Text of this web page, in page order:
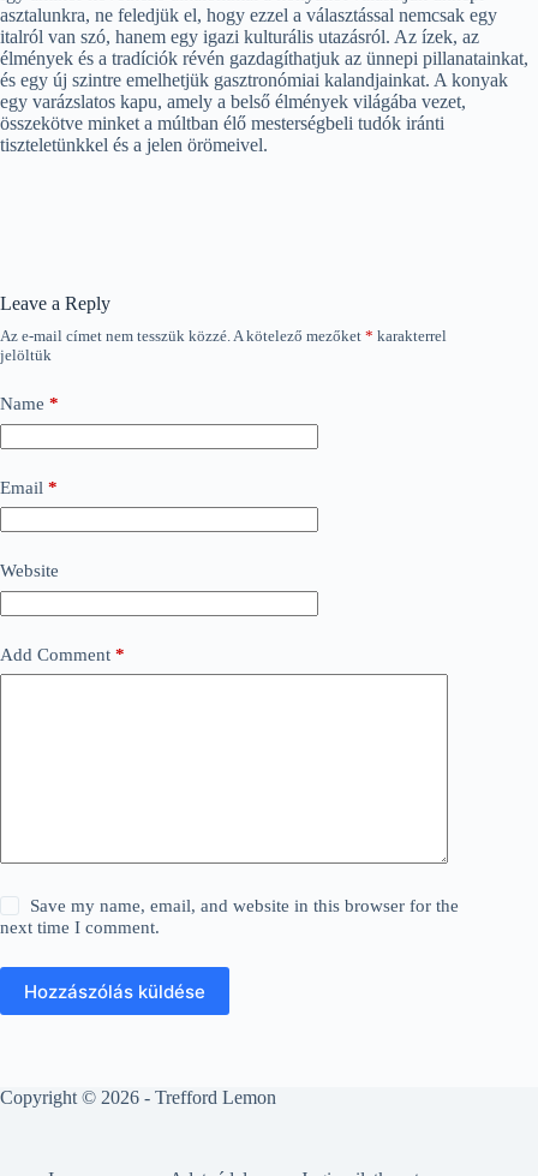
asztalunkra, ne feledjük el, hogy ezzel a választással nemcsak egy
italról van szó, hanem egy igazi kulturális utazásról. Az ízek, az
élmények és a tradíciók révén gazdagíthatjuk az ünnepi pillanatainkat,
és egy új szintre emelhetjük gasztronómiai kalandjainkat. A konyak
egy varázslatos kapu, amely a belső élmények világába vezet,
összekötve minket a múltban élő mesterségbeli tudók iránti
tiszteletünkkel és a jelen örömeivel.
Leave a Reply
Az e-mail címet nem tesszük közzé.A kötelező mezőket * karakterrel
jelöltük
Name *
Email *
Website
Add Comment *
Save my name, email, and website in this browser for the
next time I comment.
Hozzászólás küldése
Copyright © 2026 - Trefford Lemon